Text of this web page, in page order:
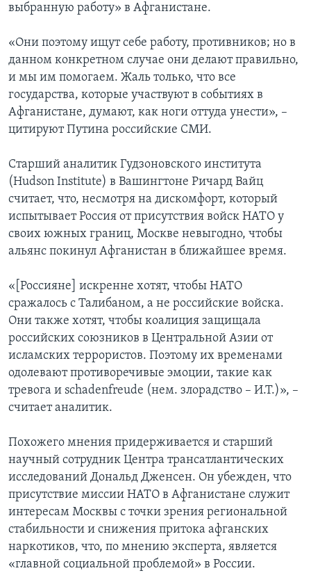
выбранную работу» в Афганистане.
«Они поэтому ищут себе работу, противников; но в
данном конкретном случае они делают правильно,
и мы им помогаем. Жаль только, что все
государства, которые участвуют в событиях в
Афганистане, думают, как ноги оттуда унести», –
цитируют Путина российские СМИ.
Старший аналитик Гудзоновского института
(Hudson Institute) в Вашингтоне Ричард Вайц
считает, что, несмотря на дискомфорт, который
испытывает Россия от присутствия войск НАТО у
своих южных границ, Москве невыгодно, чтобы
альянс покинул Афганистан в ближайшее время.
«[Россияне] искренне хотят, чтобы НАТО
сражалось с Талибаном, а не российские войска.
Они также хотят, чтобы коалиция защищала
российских союзников в Центральной Азии от
исламских террористов. Поэтому их временами
одолевают противоречивые эмоции, такие как
тревога и schadenfreude (нем. злорадство – И.Т.)», –
считает аналитик.
Похожего мнения придерживается и старший
научный сотрудник Центра трансатлантических
исследований Дональд Дженсен. Он убежден, что
присутствие миссии НАТО в Афганистане служит
интересам Москвы с точки зрения региональной
стабильности и снижения притока афганских
наркотиков, что, по мнению эксперта, является
«главной социальной проблемой» в России.